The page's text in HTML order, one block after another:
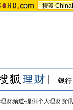
搜狐
银行
理财频道-提供个人理财资